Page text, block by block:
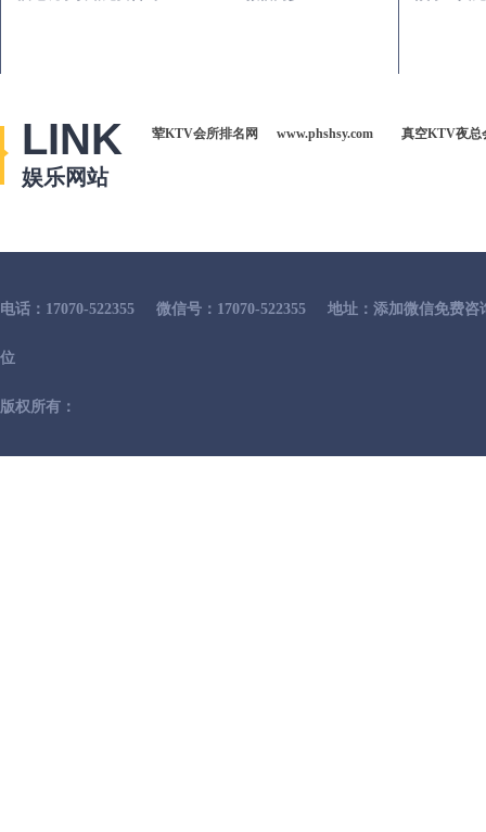
LINK
娱乐网站
荤KTV会所排名网 www.phshsy.com 真空KTV夜总
电话：17070-522355 微信号：17070-522355 地址：添加微信免费咨
位
版权所有：